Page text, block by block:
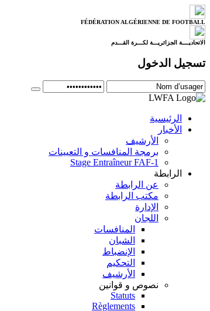
FÉDÉRATION ALGÉRIENNE DE FOOTBALL
الاتحاديــــة الجزائريـــة لكـــرة القـــدم
تسجيل الدخول
الرئيسية
الأخبار
الأرشيف
برمجة المنافسات و التعيينات
Stage Entraîneur FAF-1
الرابطة
عن الرابطة
مكتب الرابطة
الإدارة
اللجان
المنافسات
الشبان
الإنضباط
التحكيم
الأرشيف
نصوص و قوانين
Statuts
Règlements